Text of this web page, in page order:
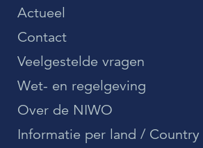
Actueel
Contact
Veelgestelde vragen
Wet- en regelgeving
Over de NIWO
Informatie per land /